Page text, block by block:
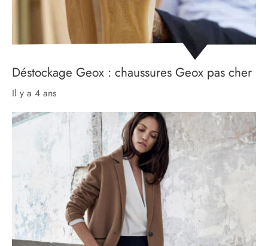
Déstockage Geox : chaussures Geox pas cher
il y a 4 ans